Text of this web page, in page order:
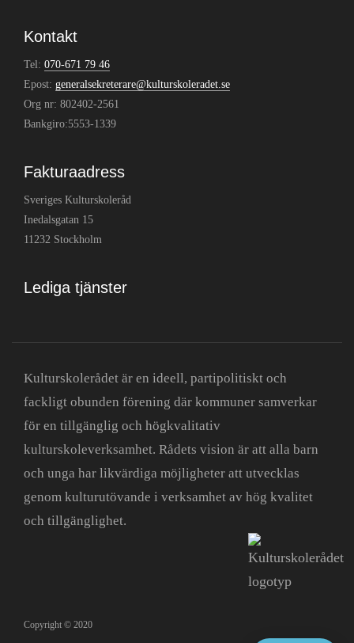
Kontakt
Tel: 070-671 79 46
Epost: generalsekreterare@kulturskoleradet.se
Org nr: 802402-2561
Bankgiro:5553-1339
Fakturaadress
Sveriges Kulturskoleråd
Inedalsgatan 15
11232 Stockholm
Lediga tjänster
Kulturskolerådet är en ideell, partipolitiskt och
fackligt obunden förening där kommuner samverkar
för en tillgänglig och högkvalitativ
kulturskoleverksamhet. Rådets vision är att alla barn
och unga har likvärdiga möjligheter att utvecklas
genom kulturutövande i verksamhet av hög kvalitet
och tillgänglighet.
Copyright © 2020